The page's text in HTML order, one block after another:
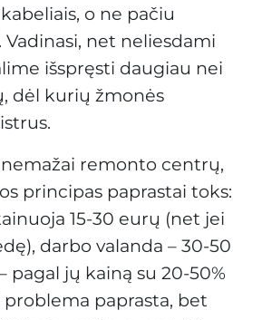
o ne pačiu
net neliesdami
išspręsti daugiau nei
dėl kurių žmonės
remonto centrų,
principas paprastai toks:
15-30 eurų (net jei
darbo valanda – 30-50
pagal jų kainą su 20-50%
paprasta, bet